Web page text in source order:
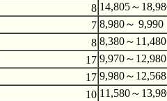
8 14,805～
7 8,980～ 9,990
8 8,380～11,480
17 9,970～12,980
17 9,980～12,568
10 11,580～